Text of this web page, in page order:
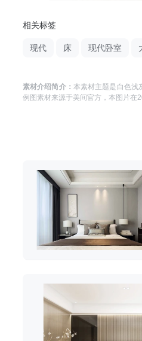
相关标签
现代 床 现代卧室
素材介绍简介： 本素材主题是 白色浅
例图 素材来源于美间官方 ，本图片在